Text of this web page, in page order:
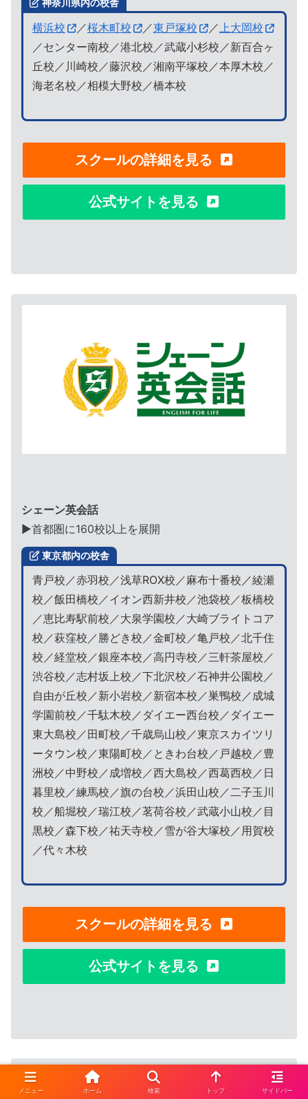
神奈川県内の校舎
横浜校 ／桜木町校 ／東戸塚校 ／ 上大岡校
／センター南校／港北校／武蔵小杉校／新百合ヶ
丘校／川崎校／藤沢校／湘南平塚校／本厚木校／
海老名校／相模大野校／橋本校
スクールの詳細を見る
公式サイトを見る
シェーン英会話
▶︎首都圏に160校以上を展開
東京都内の校舎
青戸校／赤羽校／浅草ROX校／麻布十番校／綾瀬
校／飯田橋校／イオン西新井校／池袋校／板橋校
／恵比寿駅前校／大泉学園校／大崎ブライトコア
校／萩窪校／勝どき校／金町校／亀戸校／北千住
校／経堂校／銀座本校／高円寺校／三軒茶屋校／
渋谷校／志村坂上校／下北沢校／石神井公園校／
自由が丘校／新小岩校／新宿本校／巣鴨校／成城
学園前校／千駄木校／ダイエー西台校／ダイエー
東大島校／田町校／千歳烏山校／東京スカイツリ
ータウン校／東陽町校／ときわ台校／戸越校／豊
洲校／中野校／成増校／西大島校／西葛西校／日
暮里校／練馬校／旗の台校／浜田山校／二子玉川
校／船堀校／瑞江校／茗荷谷校／武蔵小山校／目
黒校／森下校／祐天寺校／雪が谷大塚校／用賀校
／代々木校
スクールの詳細を見る
公式サイトを見る
メニュー ホーム 検索 トップ サイドバー